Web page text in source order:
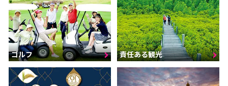
ゴルフ 責任ある観光